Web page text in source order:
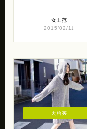
女王范
2015/02/11
去购买